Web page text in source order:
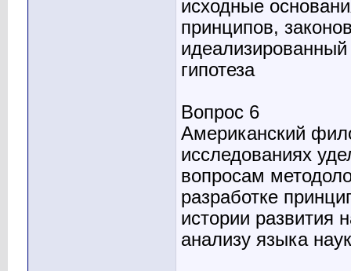
исходные
принципов,
идеализированный
гипотеза
Вопрос 6
Американский
исследованиях
вопросам
разработке
истории развития
анализу языка